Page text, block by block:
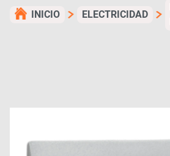
INICIO ELECTRICIDAD